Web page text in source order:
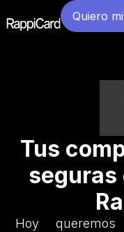
Quiero mi
Tus
seguras
Hoy